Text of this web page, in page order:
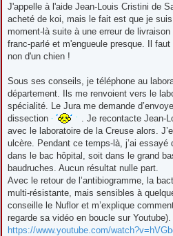
J'appelle à l'aide Jean-Louis Cristini de
acheté de koi, mais le fait est que je
moment-là suite à une erreur de
franc-parlé et m'engueule presque. Il
non d'un chien !
Sous ses conseils, je téléphone au
département. Ils me renvoient vers le
spécialité. Le Jura me demande
dissection
. Je recontacte Jean-
avec le laboratoire de la Creuse alors.
ulcère. Pendant ce temps-là, j’ai
dans le bac hôpital, soit dans le grand
baudruches. Aucun résultat nulle part.
Avec le retour de l’antibiogramme, la
multi-résistante, mais sensibles à
conseille le Nuflor et m’explique
regarde sa vidéo en boucle sur Youtube).
https://www.youtube.com/